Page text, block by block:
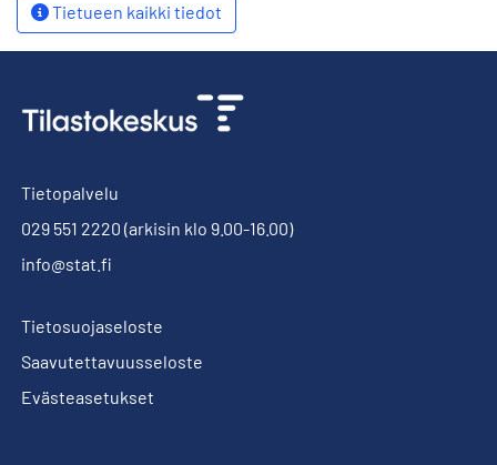
Tietueen kaikki tiedot
Tietopalvelu
029 551 2220 (arkisin klo 9.00-16.00)
info@stat.fi
Tietosuojaseloste
Saavutettavuusseloste
Evästeasetukset